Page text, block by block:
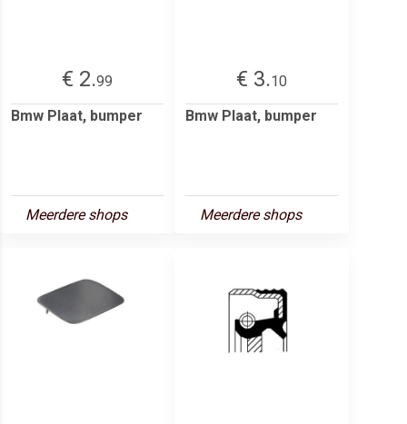
€ 2.99
Bmw Plaat, bumper
Meerdere shops
€ 3.10
Bmw Plaat, bumper
Meerdere shops